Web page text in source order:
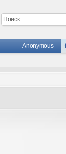
С
Anonymous